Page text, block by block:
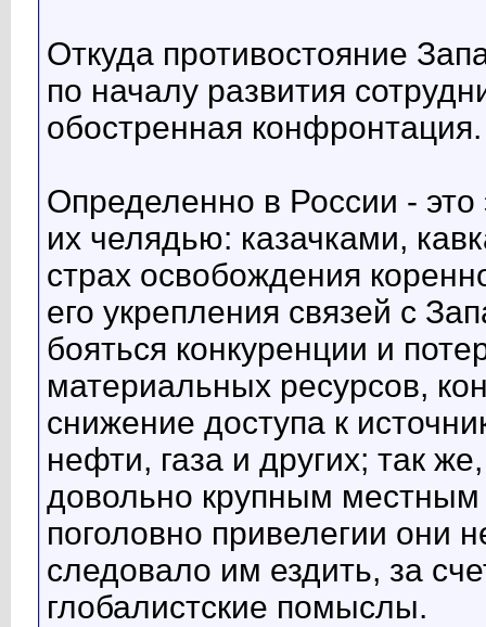
Откуда противостояние
по началу развития
обостренная
Определенно в России - это
их челядью: казачками,
страх освобождения
его укрепления связей с
бояться конкуренции и
материальных ресурсов,
снижение доступа к
нефти, газа и других; так
довольно крупным местным
поголовно привелегии они
следовало им ездить, за
глобалистские помыслы.